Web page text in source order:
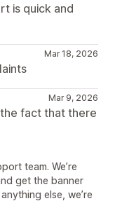
is quick and
Mar 18, 2026
Mar 9, 2026
fact that there
team. We’re
get the banner
else, we’re